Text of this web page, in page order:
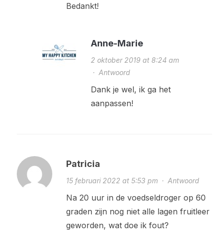
Bedankt!
Anne-Marie
2 oktober 2019 at 8:24 am
· Antwoord
Dank je wel, ik ga het
aanpassen!
Patricia
15 februari 2022 at 5:53 pm· Antwoord
Na 20 uur in de voedseldroger op 60
graden zijn nog niet alle lagen fruitleer
geworden, wat doe ik fout?